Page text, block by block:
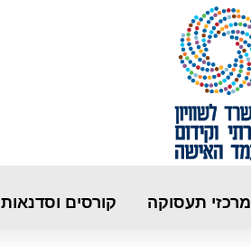
מרכזי תעסוקה קורסים וסדנאות